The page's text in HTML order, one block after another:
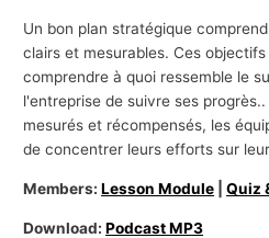
Un bon plan stratégique
clairs et mesurables. Ces
comprendre à quoi ressemble le
l'entreprise de suivre ses
mesurés et récompensés, les
de concentrer leurs efforts sur
Members:Lesson Module |Quiz
Download:Podcast MP3